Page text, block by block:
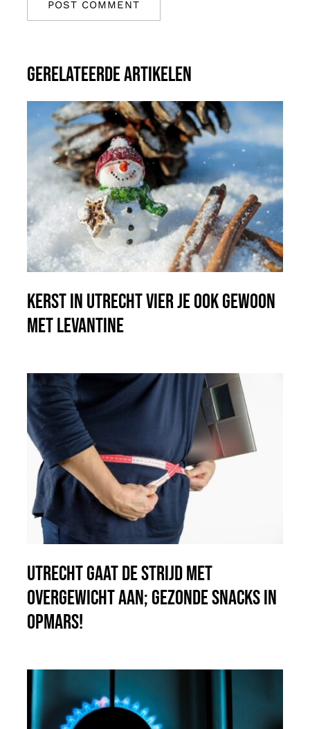
Gerelateerde artikelen
Kerst in Utrecht vier je ook gewoon
met Levantine
Utrecht gaat de strijd met
overgewicht aan; gezonde snacks in
opmars!